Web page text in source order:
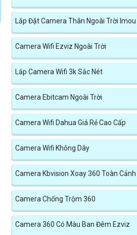
Lắp Đặt Camera Thân Ngoài Trời Imou
Camera Wifi Ezviz Ngoài Trời
Lắp Camera Wifi 3k Sắc Nét
Camera Ebitcam Ngoài Trời
Camera Wifi Dahua Giá Rẻ Cao Cấp
Camera Wifi Không Dây
Camera Kbvision Xoay 360 Toàn Cảnh
Camera Chống Trộm 360
Camera 360 Có Màu Ban Đêm Ezviz